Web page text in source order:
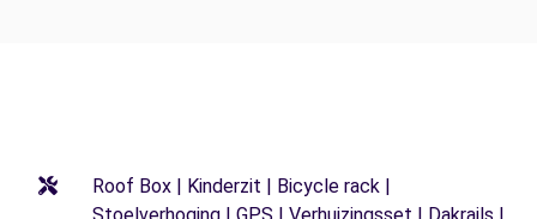
Roof Box | Kinderzit | Bicycle rack |